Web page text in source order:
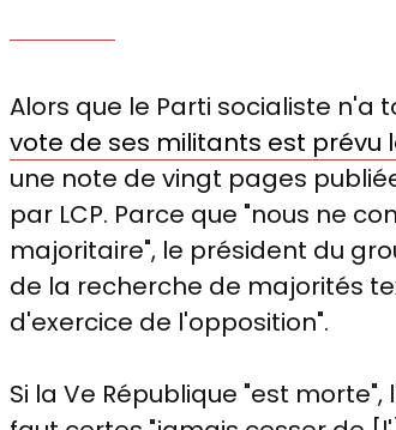
Alors que le Parti socialiste
vote de ses militants est prévu
une note de vingt pages
par LCP. Parce que "nous ne
majoritaire", le président du
de la recherche de majorités
d'exercice de l'opposition".
Si la Ve République "est